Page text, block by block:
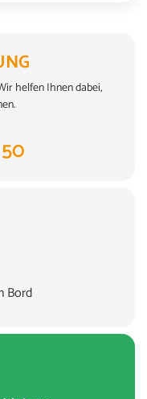
helfen Ihnen dabei,
Bord